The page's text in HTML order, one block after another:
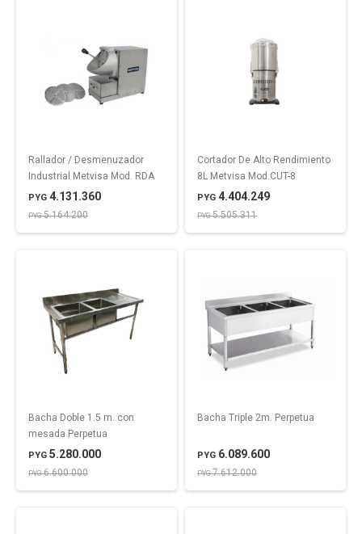
Rallador / Desmenuzador
Industrial Metvisa Mod. RDA
PYG 4.131.360
PYG5.164.200
Cortador De Alto Rendimiento
8L Metvisa Mod.CUT-8
PYG 4.404.249
PYG5.505.311
Bacha Doble 1.5 m. con
mesada Perpetua
PYG 5.280.000
PYG6.600.000
Bacha Triple 2m. Perpetua
PYG 6.089.600
PYG7.612.000